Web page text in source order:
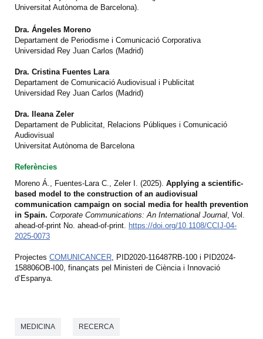
Universitat Autònoma de Barcelona).
Dra. Ángeles Moreno
Departament de Periodisme i Comunicació Corporativa
Universidad Rey Juan Carlos (Madrid)
Dra. Cristina Fuentes Lara
Departament de Comunicació Audiovisual i Publicitat
Universidad Rey Juan Carlos (Madrid)
Dra. Ileana Zeler
Departament de Publicitat, Relacions Públiques i Comunicació
Audiovisual
Universitat Autònoma de Barcelona
Referències
Moreno Á., Fuentes-Lara C., Zeler I. (2025). Applying a scientific-
based model to the construction of an audiovisual
communication campaign on social media for health prevention
in Spain. Corporate Communications: An International Journal, Vol.
ahead-of-print No. ahead-of-print. https://doi.org/10.1108/CCIJ-04-
2025-0073
Projectes COMUNICANCER, PID2020-116487RB-100 i PID2024-
158806OB-I00, finançats pel Ministeri de Ciència i Innovació
d’Espanya.
MEDICINA RECERCA